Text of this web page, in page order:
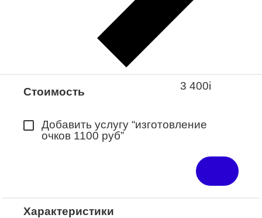
Закажите понравившуюся модель
в ближайший салон “Оптик-Экспресс”.
*Доступно для Республики
Стоимость 3 400i
Добавить услугу “изготовление
очков 1100 руб”
Характеристики